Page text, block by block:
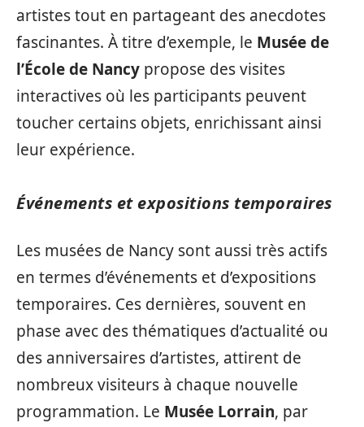
artistes tout en partageant des anecdotes
fascinantes. À titre d’exemple, le Musée de
l’École de Nancy propose des visites
interactives où les participants peuvent
toucher certains objets, enrichissant ainsi
leur expérience.
Événements et expositions temporaires
Les musées de Nancy sont aussi très actifs
en termes d’événements et d’expositions
temporaires. Ces dernières, souvent en
phase avec des thématiques d’actualité ou
des anniversaires d’artistes, attirent de
nombreux visiteurs à chaque nouvelle
programmation. Le Musée Lorrain, par